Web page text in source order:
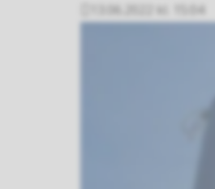
Publisert
13.06.2022 kl. 15:04